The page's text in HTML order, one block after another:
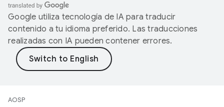
Google utiliza tecnología de IA para traducir
contenido a tu idioma preferido. Las traducciones
realizadas con IA pueden contener errores.
AOSP